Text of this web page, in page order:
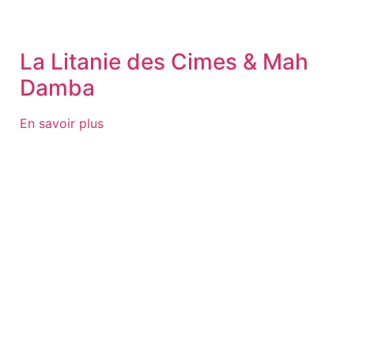
La Litanie des Cimes & Mah
Damba
En savoir plus